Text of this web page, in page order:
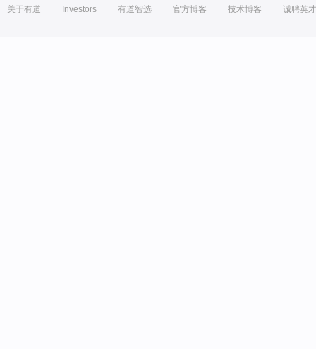
关于有道 Investors 有道智选 官方博客 技术博客 诚聘英才